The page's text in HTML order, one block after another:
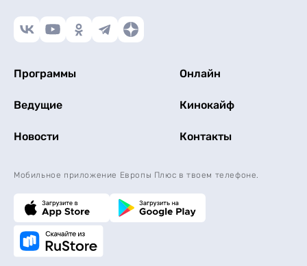
Программы Онлайн
Ведущие Кинокайф
Новости Контакты
Мобильное приложение Европы Плюс в твоем телефоне.